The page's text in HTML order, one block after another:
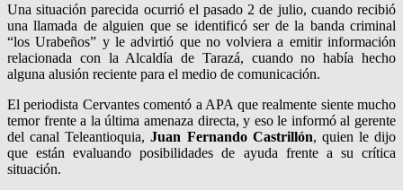
Una situación parecida ocurrió el pasado 2 de julio, cuando recibió
una llamada de alguien que se identificó ser de la banda criminal
“los Urabeños” y le advirtió que no volviera a emitir información
relacionada con la Alcaldía de Tarazá, cuando no había hecho
alguna alusión reciente para el medio de comunicación.
El periodista Cervantes comentó a APA que realmente siente mucho
temor frente a la última amenaza directa, y eso le informó al gerente
del canal Teleantioquia, Juan Fernando Castrillón, quien le dijo
que están evaluando posibilidades de ayuda frente a su crítica
situación.